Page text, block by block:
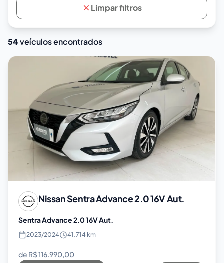
Limpar filtros
54veículos encontrados
NissanSentra Advance 2.0 16V Aut.
Sentra Advance 2.0 16V Aut.
2023/2024 41.714 km
de R$116.990,00